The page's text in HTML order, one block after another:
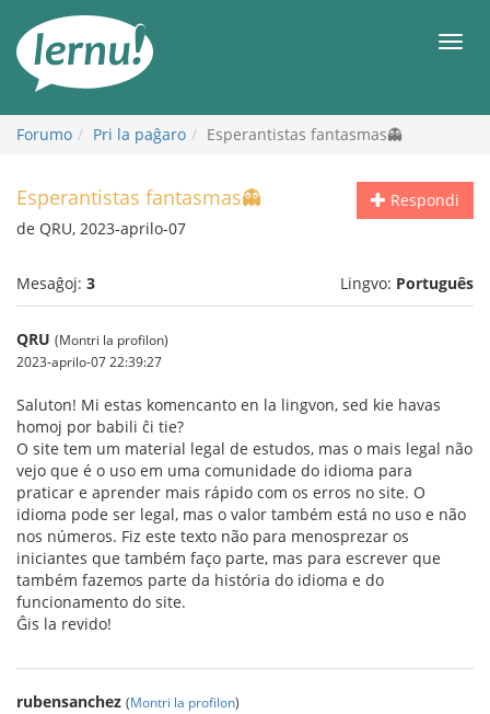
enhavo
Forumo Pri la paĝaro Esperantistas fantasmas👻
Respondi
Esperantistas fantasmas👻
de QRU, 2023-aprilo-07
Mesaĝoj: 3 Lingvo: Português
QRU (Montri la profilon)
2023-aprilo-07 22:39:27
Saluton! Mi estas komencanto en la lingvon, sed kie havas
homoj por babili ĉi tie?
O site tem um material legal de estudos, mas o mais legal não
vejo que é o uso em uma comunidade do idioma para
praticar e aprender mais rápido com os erros no site. O
idioma pode ser legal, mas o valor também está no uso e não
nos números. Fiz este texto não para menosprezar os
iniciantes que também faço parte, mas para escrever que
também fazemos parte da história do idioma e do
funcionamento do site.
Ĝis la revido!
rubensanchez (Montri la profilon)